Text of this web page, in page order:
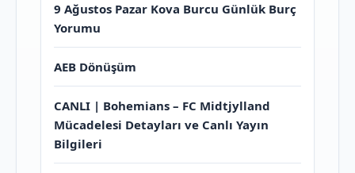
9 Ağustos Pazar Kova Burcu Günlük Burç
Yorumu
AEB Dönüşüm
CANLI | Bohemians – FC Midtjylland
Mücadelesi Detayları ve Canlı Yayın
Bilgileri